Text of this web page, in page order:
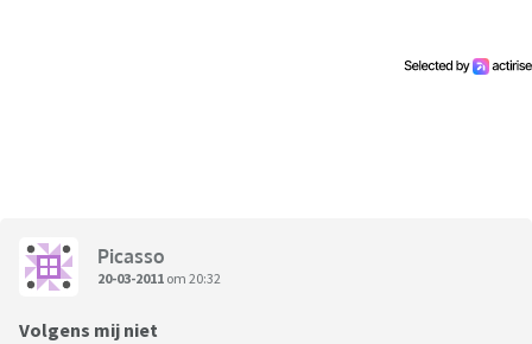
Picasso
20-03-2011 om 20:32
Volgens mij niet